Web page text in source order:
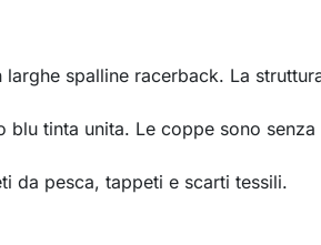
spalline racerback. La
tinta unita. Le coppe sono
da pesca, tappeti e scarti tessili.